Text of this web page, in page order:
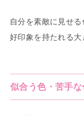
自分を素敵に見せる
好印象を持たれる大
似合う色・苦手